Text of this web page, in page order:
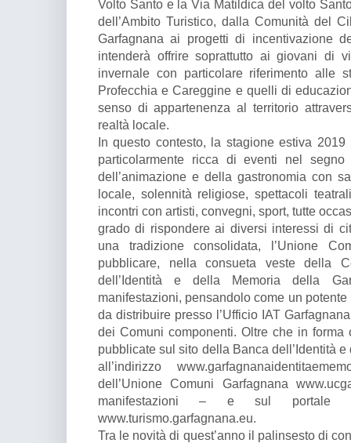
Volto Santo e la Via Matildica del volto
dell’Ambito Turistico, dalla Comunità del
Garfagnana ai progetti di incentivazione
intenderà offrire soprattutto ai giovani di
invernale con particolare riferimento alle
Profecchia e Careggine e quelli di
senso di appartenenza al territorio
realtà locale.
In questo contesto, la stagione estiva
particolarmente ricca di eventi nel
dell’animazione e della gastronomia con
locale, solennità religiose, spettacoli
incontri con artisti, convegni, sport, tutte
grado di rispondere ai diversi interessi di
una tradizione consolidata, l’Unione
pubblicare, nella consueta veste della
dell’Identità e della Memoria della
manifestazioni, pensandolo come un
da distribuire presso l’Ufficio IAT
dei Comuni componenti. Oltre che in forma
pubblicate sul sito della Banca dell’Identità
all’indirizzo
dell’Unione Comuni Garfagnana
manifestazioni – e sul portale
www.turismo.garfagnana.eu.
Tra le novità di quest’anno il palinsesto di